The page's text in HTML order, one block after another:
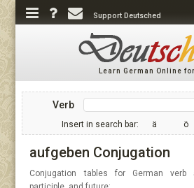
Support Deutsched
Learn German Online
Verb
Insert in search bar:
ä ö
aufgeben Conjugation
Conjugation tables for German verb